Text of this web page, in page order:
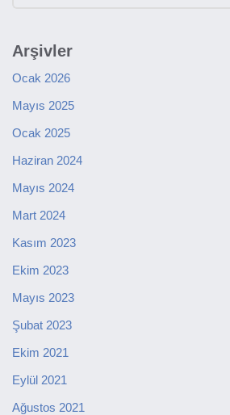
Arşivler
Ocak 2026
Mayıs 2025
Ocak 2025
Haziran 2024
Mayıs 2024
Mart 2024
Kasım 2023
Ekim 2023
Mayıs 2023
Şubat 2023
Ekim 2021
Eylül 2021
Ağustos 2021